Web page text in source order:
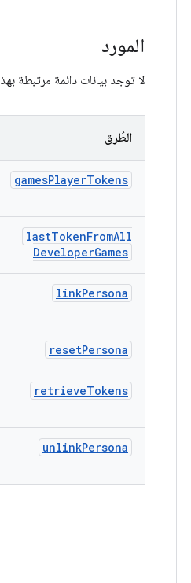
المورد
لا توجد بيانات دائمة مرتبطة
الطُرق
gamesPlayerTokens
lastTokenFromAll
DeveloperGames
linkPersona
resetPersona
retrieveTokens
unlinkPersona